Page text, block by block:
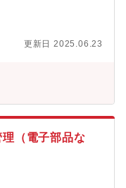
※未経験の方でもOJT
更新日 2025.06.23
理（電子部品な